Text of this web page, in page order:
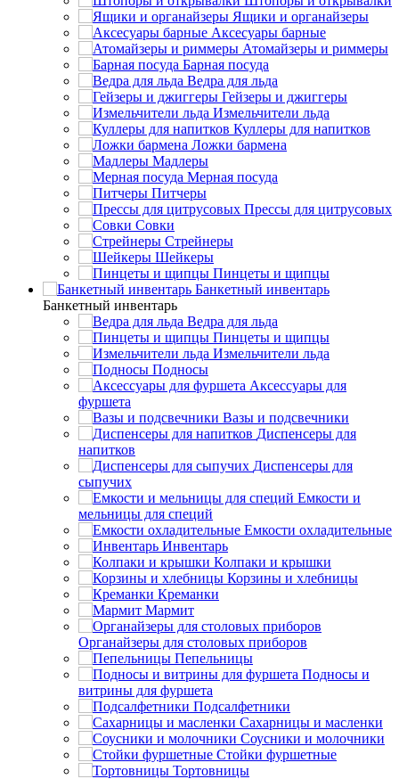
Ящики и органайзеры
Аксесуары барные
Атомайзеры и риммеры
Барная посуда
Ведра для льда
Гейзеры и джиггеры
Измельчители льда
Куллеры для напитков
Ложки бармена
Мадлеры
Мерная посуда
Питчеры
Прессы для цитрусовых
Совки
Стрейнеры
Шейкеры
Пинцеты и щипцы
Банкетный инвентарь
Банкетный инвентарь
Ведра для льда
Пинцеты и щипцы
Измельчители льда
Подносы
Аксессуары для
фуршета
Вазы и подсвечники
Диспенсеры для
напитков
Диспенсеры для
сыпучих
Емкости и
мельницы для специй
Емкости охладительные
Инвентарь
Колпаки и крышки
Корзины и хлебницы
Креманки
Мармит
Органайзеры для столовых приборов
Пепельницы
Подносы и
витрины для фуршета
Подсалфетники
Сахарницы и масленки
Соусники и молочники
Стойки фуршетные
Тортовницы